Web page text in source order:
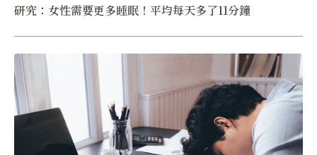
研究：女性需要更多睡眠！平均每天多了11分鐘